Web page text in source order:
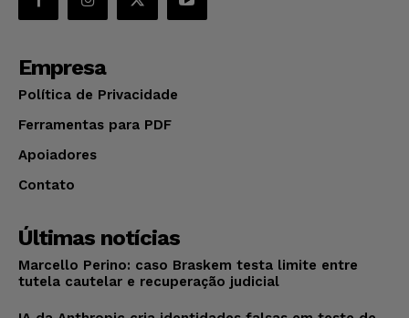
Empresa
Política de Privacidade
Ferramentas para PDF
Apoiadores
Contato
Últimas notícias
Marcello Perino: caso Braskem testa limite entre
tutela cautelar e recuperação judicial